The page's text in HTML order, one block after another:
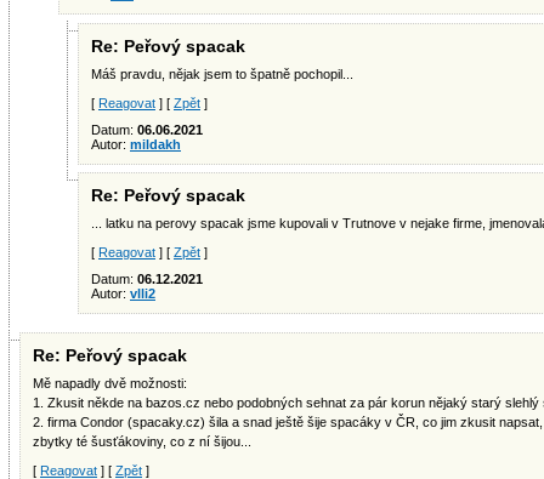
Re: Peřový spacak
Máš pravdu, nějak jsem to špatně pochopil...
[ Reagovat ] [ Zpět ]
Datum: 06.06.2021
Autor: mildakh
Re: Peřový spacak
... latku na perovy spacak jsme kupovali v Trutnove v nejake firme,
[ Reagovat ] [ Zpět ]
Datum: 06.12.2021
Autor: vlli2
Re: Peřový spacak
Mě napadly dvě možnosti:
1. Zkusit někde na bazos.cz nebo podobných sehnat za pár korun nějaký starý slehlý
2. firma Condor (spacaky.cz) šila a snad ještě šije spacáky v ČR, co jim zkusit
zbytky té šusťákoviny, co z ní šijou...
[ Reagovat ] [ Zpět ]